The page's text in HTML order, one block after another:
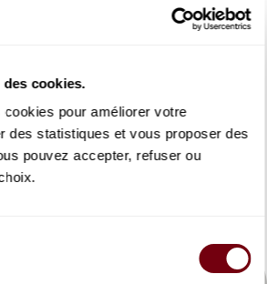
cookies.
pour améliorer votre
des statistiques et vous proposer des
pouvez accepter, refuser ou
le sens de la clarté et des clairs-obscurs,
merveille dans Debussy et